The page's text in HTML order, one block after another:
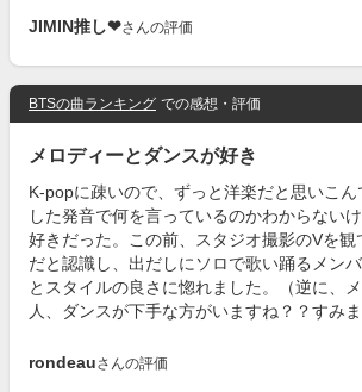
JIMIN推し❤さんの評価
BTSの曲ランキング での感想・評価
メロディーとダンスが好き
K-popに疎いので、ずっと洋楽だと思いこ
した発音で何を言っているのかわからない
好きだった。この前、スタジオ撮影のVを観
だと認識し、出だしにソロで歌い踊るメン
とスタイルの良さに惚れました。（逆に、
人、ダンスが下手な方がいますね？？すみま
rondeauさんの評価